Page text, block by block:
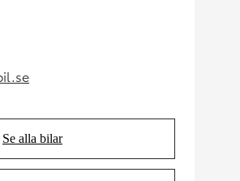
tab)
in new tab)
Se alla bilar
(Opens in new tab)